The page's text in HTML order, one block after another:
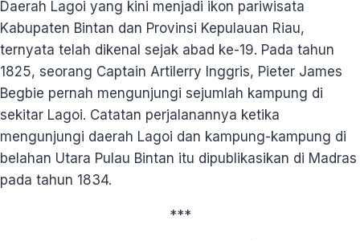
Daerah Lagoi yang kini menjadi ikon pariwisata
Kabupaten Bintan dan Provinsi Kepulauan Riau,
ternyata telah dikenal sejak abad ke-19. Pada tahun
1825, seorang Captain Artilerry Inggris, Pieter James
Begbie pernah mengunjungi sejumlah kampung di
sekitar Lagoi. Catatan perjalanannya ketika
mengunjungi daerah Lagoi dan kampung-kampung di
belahan Utara Pulau Bintan itu dipublikasikan di Madras
pada tahun 1834.
***